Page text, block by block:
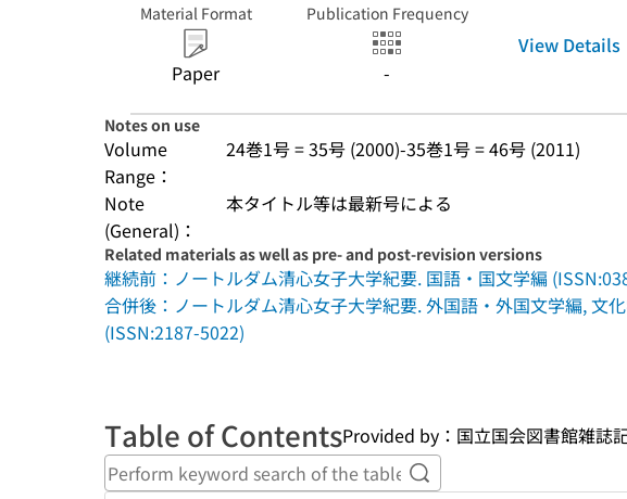
Material Format
Paper
Publication Frequency
-
View Details
Notes on use
Volume
Range：
24巻1号 = 35号 (2000)-35巻1号 = 46号 (2011)
Note
(General)：
本タイトル等は最新号による
Related materials as well as pre- and post-revision versions
継続前：ノートルダム清心女子大学紀要. 国語・国文学編
合併後：ノートルダム清心女子大学紀要. 外国語・外国文学編, 文
(ISSN:2187-5022)
Table of ContentsProvided by：国立国会図書館雑誌
Perform keyword